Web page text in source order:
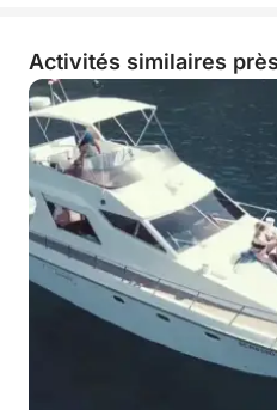
Activités similaires